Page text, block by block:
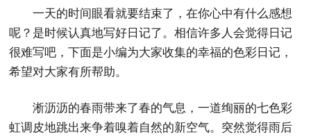
一天的时间眼看就要结束了，在你心中有什么感想
呢？是时候认真地写好日记了。相信许多人会觉得日记
很难写吧，下面是小编为大家收集的幸福的色彩日记，
希望对大家有所帮助。
淅沥沥的春雨带来了春的气息，一道绚丽的七色彩
虹调皮地跳出来争着嗅着自然的新空气。突然觉得雨后